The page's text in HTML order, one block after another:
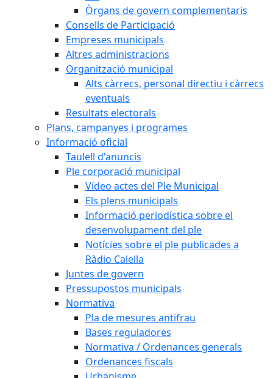
Òrgans de govern complementaris
Consells de Participació
Empreses municipals
Altres administracions
Organització municipal
Alts càrrecs, personal directiu i càrrecs
eventuals
Resultats electorals
Plans, campanyes i programes
Informació oficial
Taulell d'anuncis
Ple corporació municipal
Vídeo actes del Ple Municipal
Els plens municipals
Informació periodística sobre el
desenvolupament del ple
Notícies sobre el ple publicades a
Ràdio Calella
Juntes de govern
Pressupostos municipals
Normativa
Pla de mesures antifrau
Bases reguladores
Normativa / Ordenances generals
Ordenances fiscals